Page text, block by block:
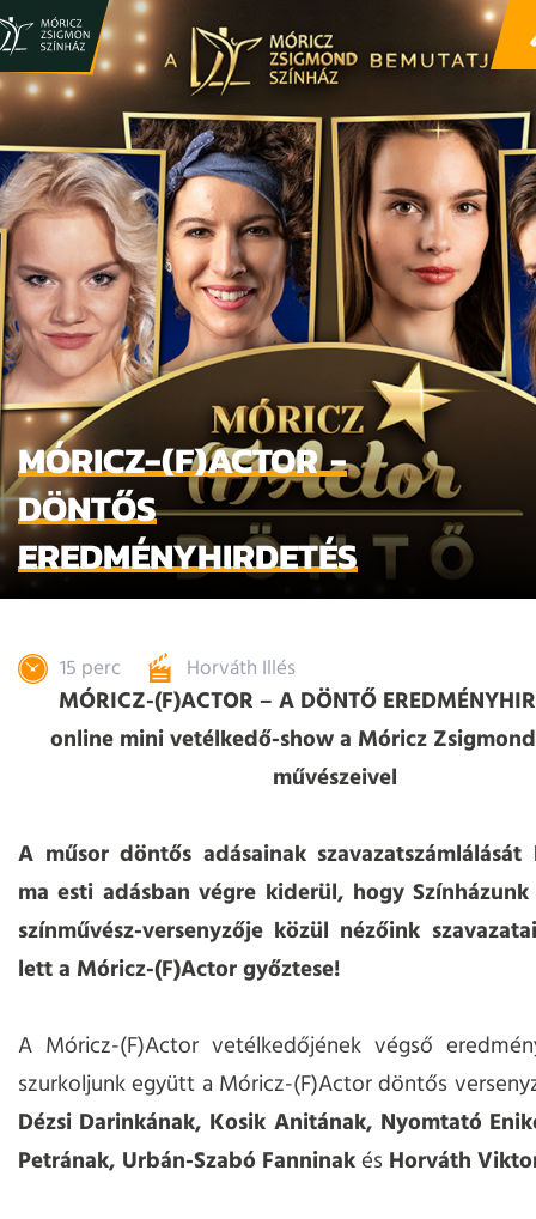
MÓRICZ-(F)ACTOR -
DÖNTŐS
EREDMÉNYHIRDETÉS
15 perc Horváth Illés
MÓRICZ-(F)ACTOR – A DÖNTŐ
online mini vetélkedő-show a Móricz
művészeivel
A műsor döntős adásainak
ma esti adásban végre kiderül, hogy
színművész-versenyzője közül nézőink
lett a Móricz-(F)Actor győztese!
A Móricz-(F)Actor vetélkedőjének végső
szurkoljunk együtt a Móricz-(F)Actor döntős
Dézsi Darinkának, Kosik Anitának, Nyomtató
Petrának, Urbán-Szabó FanninakésHorváth